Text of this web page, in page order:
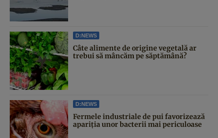
D:NEWS
Câte alimente de origine vegetală ar
trebui să mâncăm pe săptămână?
D:NEWS
Fermele industriale de pui favorizează
apariția unor bacterii mai periculoase